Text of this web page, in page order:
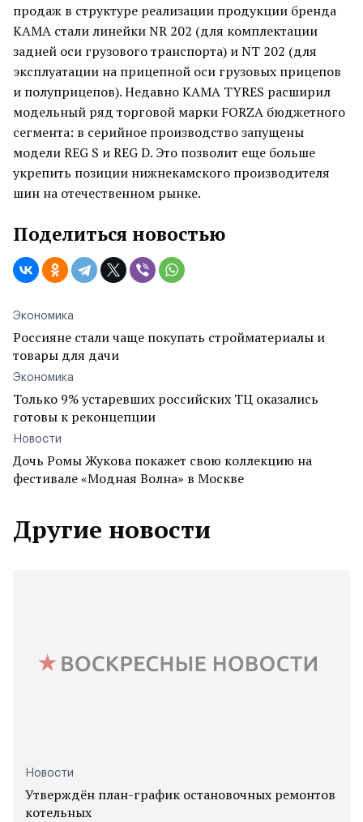
продаж в структуре реализации продукции бренда
KAMA стали линейки NR 202 (для комплектации
задней оси грузового транспорта) и NT 202 (для
эксплуатации на прицепной оси грузовых прицепов
и полуприцепов). Недавно KAMA TYRES расширил
модельный ряд торговой марки FORZA бюджетного
сегмента: в серийное производство запущены
модели REG S и REG D. Это позволит еще больше
укрепить позиции нижнекамского производителя
шин на отечественном рынке.
Поделиться новостью
Экономика
Россияне стали чаще покупать стройматериалы и
товары для дачи
Экономика
Только 9% устаревших российских ТЦ оказались
готовы к реконцепции
Новости
Дочь Ромы Жукова покажет свою коллекцию на
фестивале «Модная Волна» в Москве
Другие новости
Новости
Утверждён план-график остановочных ремонтов
котельных